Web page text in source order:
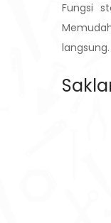
Fungsi
langsung.